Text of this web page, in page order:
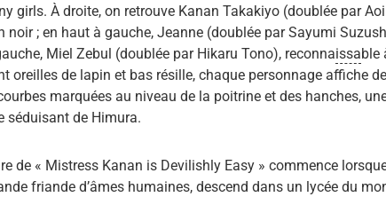
girls. À droite, on retrouve Kanan Takakiyo (doublée par
noir ; en haut à gauche, Jeanne (doublée par Sayumi
Miel Zebul (doublée par Hikaru Tono), reconnaissable
oreilles de lapin et bas résille, chaque personnage affiche
marquées au niveau de la poitrine et des hanches,
séduisant de Himura.
de « Mistress Kanan is Devilishly Easy » commence
friande d’âmes humaines, descend dans un lycée du